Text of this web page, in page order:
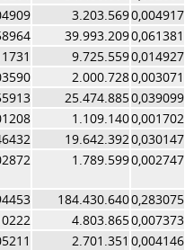
3.203.5690,004917
39.993.2090,061381
9.725.5590,014927
2.000.7280,003071
25.474.8850,039099
1.109.1400,001702
19.642.3920,030147
1.789.5990,002747
184.430.6400,283075
4.803.8650,007373
2.701.351 0,004146